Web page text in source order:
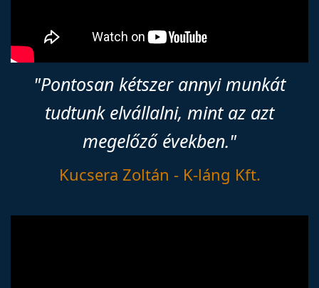
"Pontosan kétszer annyi munkát
tudtunk elvállalni, mint az azt
megelőző években."
Kucsera Zoltán - K-láng Kft.